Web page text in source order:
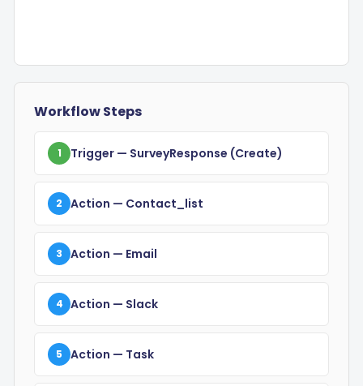
Workflow Steps
1 Trigger — SurveyResponse (create)
2 Action — Contact_list
3 Action — Email
4 Action — Slack
5 Action — Task